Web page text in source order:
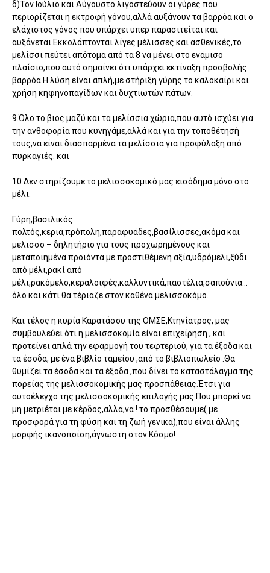
δ)Τον Ιούλιο και Αύγουστο λιγοστεύουν οι γύρες που
περιορίζεται η εκτροφή γόνου,αλλά αυξάνουν τα βαρρόα και ο
ελάχιστος γόνος που υπάρχει υπερ παρασιτείται και
αυξάνεται.Εκκολάπτονται λίγες μέλισσες και ασθενικές,το
μελίσσι πεύτει απότομα από τα 8 να μένει στο ενάμισο
πλαίσιο,που αυτό σημαίνει ότι υπάρχει εκτίναξη προσβολής
βαρρόα.Η λύση είναι απλή,με στήριξη γύρης το καλοκαίρι και
χρήση κηφηνοπαγίδων και δυχτιωτών πάτων.
9.Όλο το βιος μαζύ και τα μελίσσια χώρια,που αυτό ισχύει για
την ανθοφορία που κυνηγάμε,αλλά και για την τοποθέτησή
τους,να είναι διασπαρμένα τα μελίσσια για προφύλαξη από
πυρκαγιές. και
10.Δεν στηρίζουμε το μελισσοκομικό μας εισόδημα μόνο στο
μέλι.
Γύρη,βασιλικός
πολτός,κεριά,πρόπολη,παραφυάδες,βασίλισσες,ακόμα και
μελισσο – δηλητήριο για τους προχωρημένους και
μεταποιημένα προϊόντα με προστιθέμενη αξία,υδρόμελι,ξύδι
από μέλι,ρακί από
μέλι,ρακόμελο,κεραλοιφές,καλλυντικά,παστέλια,σαπούνια…
όλο και κάτι θα τέριαζε στον καθένα μελισσοκόμο.
Και τέλος η κυρία Καρατάσου της ΟΜΣΕ,Κτηνίατρος, μας
συμβουλεύει ότι η μελισσοκομία είναι επιχείρηση , και
προτείνει απλά την εφαρμογή του τεφτεριού, για τα έξοδα και
τα έσοδα, με ένα βιβλίο ταμείου ,από το βιβλιοπωλείο .Θα
θυμίζει τα έσοδα και τα έξοδα ,που δίνει το καταστάλαγμα της
πορείας της μελισσοκομικής μας προσπάθειας.Έτσι για
αυτοέλεγχο της μελισσοκομικής επιλογής μας.Που μπορεί να
μη μετριέται με κέρδος,αλλά,να ! το προσθέσουμε( με
προσφορά για τη φύση και τη ζωή γενικά),που είναι άλλης
μορφής ικανοποίση,άγνωστη στον Κόσμο!